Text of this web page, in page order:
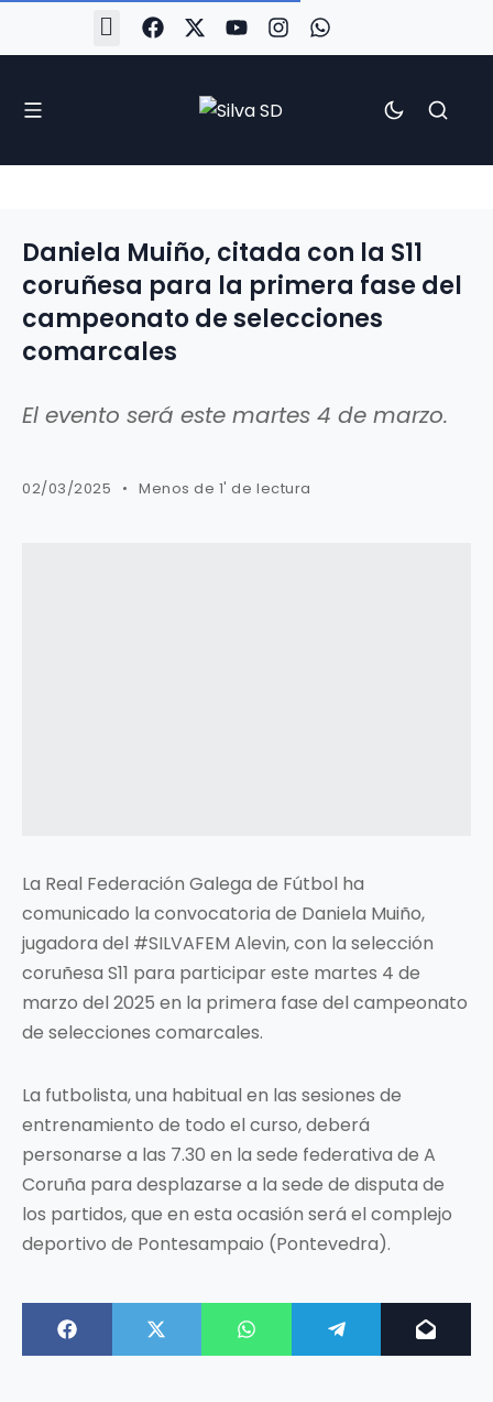
Daniela Muiño, citada con la S11
coruñesa para la primera fase del
campeonato de selecciones
comarcales
El evento será este martes 4 de marzo.
02/03/2025 Menos de 1' de lectura
La Real Federación Galega de Fútbol ha
comunicado la convocatoria de Daniela Muiño,
jugadora del #SILVAFEM Alevin, con la selección
coruñesa S11 para participar este martes 4 de
marzo del 2025 en la primera fase del campeonato
de selecciones comarcales.
La futbolista, una habitual en las sesiones de
entrenamiento de todo el curso, deberá
personarse a las 7.30 en la sede federativa de A
Coruña para desplazarse a la sede de disputa de
los partidos, que en esta ocasión será el complejo
deportivo de Pontesampaio (Pontevedra).